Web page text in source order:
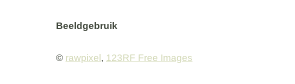
Beeldgebruik
© rawpixel , 123RF Free Images